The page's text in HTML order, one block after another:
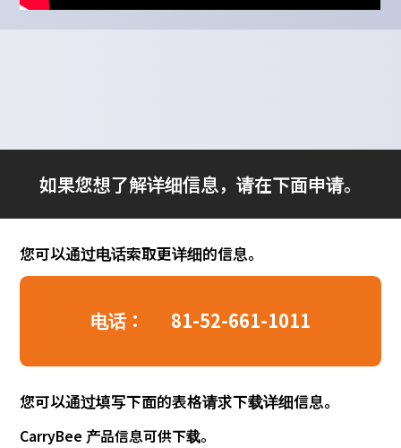
如果您想了解详细信息，请在下面申请。
您可以通过电话索取更详细的信息。
电话： 81-52-661-1011
您可以通过填写下面的表格请求下载详细信息。
CarryBee 产品信息可供下载。